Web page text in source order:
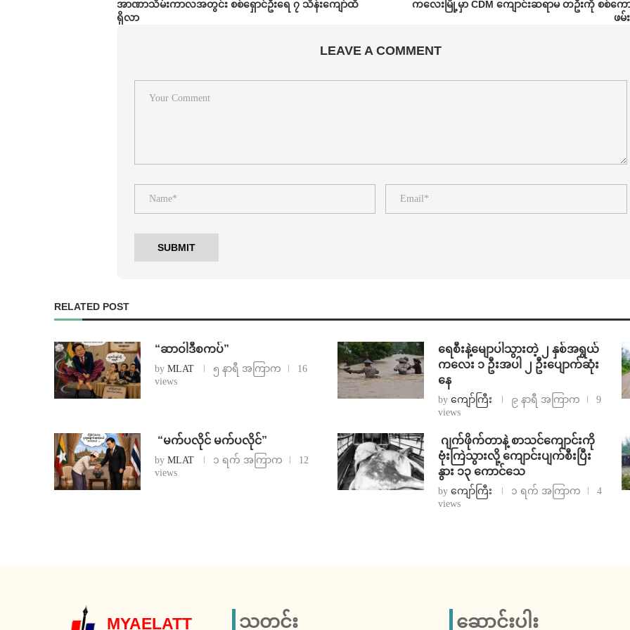
အာဏာသိမ်းကာလအတွင်း စစ်ရှောင်ဦးရေ ၇ သိန်းကျော်ထိ
ရှိလာ
ကလေးမြို့မှာ CDM ကျောင်းဆရာမ တဦးကို စစ်ကေ
ဖမ်
LEAVE A COMMENT
RELATED POST
“ဆာဝါဒီစကပ်”
by MLAT ၅ နာရီ အကြာက
16
views
ရေစီးနဲ့မျောပါသွားတဲ့ ၂ နှစ်အရွယ်
ကလေး ၁ ဦးအပါ ၂ ဦးပျောက်ဆုံး
နေ
by ကျော်ကြီး ၉ နာရီ အကြာက
9
views
⁨ ⁨“မက်ပလိုင် မက်ပလိုင်”
by MLAT ၁ ရက် အကြာက
12
views
⁨⁩ ⁨ဂျက်ဖိုက်တာနဲ့ စာသင်ကျောင်းကို
ဗုံးကြဲသွားလို့ ကျောင်းပျက်စီးပြီး
နွား ၁၃ ကောင်သေ
by ကျော်ကြီး ၁ ရက် အကြာက
4
views
MYAELATT သတင်း ဆောင်းပါး